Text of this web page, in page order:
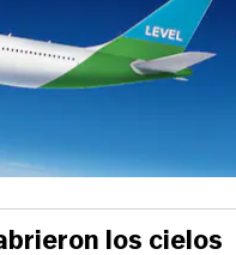
los cielos